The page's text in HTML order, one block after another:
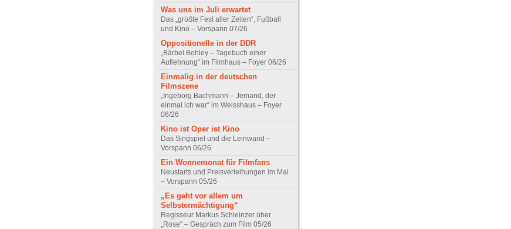
Was uns im Juli erwartet
Das „größte Fest aller Zeiten“, Fußball
und Kino – Vorspann 07/26
Oppositionelle in der DDR
„Bärbel Bohley – Tagebuch einer
Auflehnung“ im Filmhaus – Foyer 06/26
Einmalig in der deutschen
Filmszene
„Ingeborg Bachmann – Jemand, der
einmal ich war“ im Weisshaus – Foyer
06/26
Kino ist Oper ist Kino
Das Singspiel und die Leinwand –
Vorspann 06/26
Ein Wonnemonat für Filmfans
Neustarts und Preisverleihungen im Mai
– Vorspann 05/26
„Es geht vor allem um
Selbstermächtigung“
Regisseur Markus Schleinzer über
„Rose“ – Gespräch zum Film 05/26